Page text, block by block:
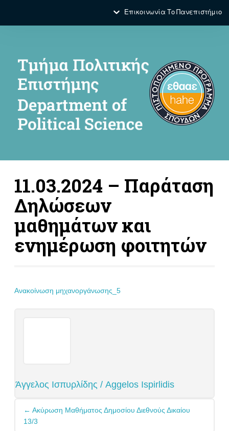
Επικοινωνία Το Πανεπιστήμιο
11.03.2024 – Παράταση
Δηλώσεων
μαθημάτων και
ενημέρωση φοιτητών
Ανακοίνωση μηχανοργάνωσης_5
Άγγελος Ισπυρλίδης / Aggelos Ispirlidis
Post
navigation
← Ακύρωση Μαθήματος Δημοσίου Διεθνούς Δικαίου
13/3